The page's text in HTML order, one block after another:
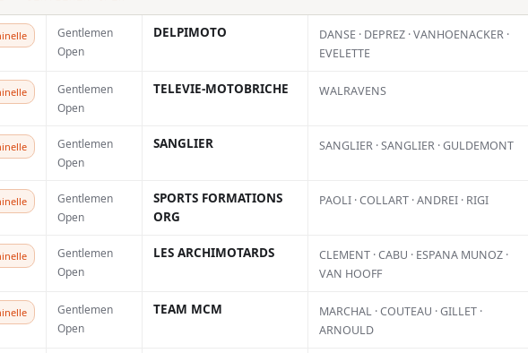
Gentlemen
Open
DELPIMOTO
DANSE · DEPREZ · VANHOENACKER ·
EVELETTE
Gentlemen
Open
TELEVIE-MOTOBRICHE WALRAVENS
Gentlemen
Open
SANGLIER SANGLIER · SANGLIER · GULDEMONT
Gentlemen
Open
SPORTS FORMATIONS
ORG
PAOLI · COLLART · ANDREI · RIGI
Gentlemen
Open
LES ARCHIMOTARDS
CLEMENT · CABU · ESPANA MUNOZ ·
VAN HOOFF
Gentlemen
Open
TEAM MCM
MARCHAL · COUTEAU · GILLET ·
ARNOULD
dans le courant du mois de juin.
CFS 2026/2027
: Berck-sur-Mer
: Loon-Plage
: Hossegor-Capbreton